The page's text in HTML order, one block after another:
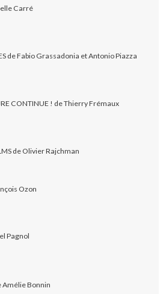
Carré
de Fabio Grassadonia et Antonio Piazza
CONTINUE ! de Thierry Frémaux
de Olivier Rajchman
Ozon
Pagnol
Amélie Bonnin